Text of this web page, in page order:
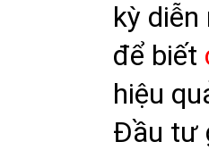
kỳ
để biết
hiệu
Đầu tư